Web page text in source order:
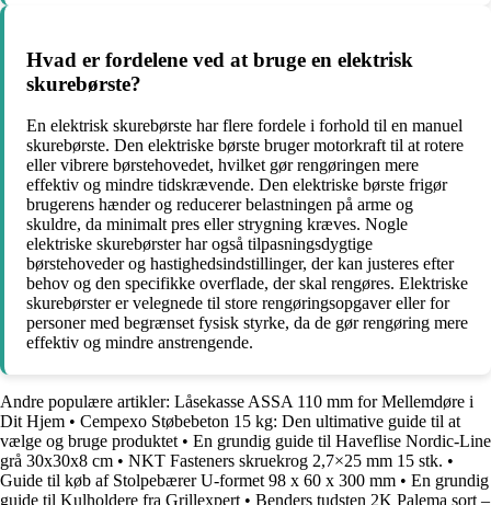
Hvad er fordelene ved at bruge en elektrisk
skurebørste?
En elektrisk skurebørste har flere fordele i forhold til en manuel
skurebørste. Den elektriske børste bruger motorkraft til at rotere
eller vibrere børstehovedet, hvilket gør rengøringen mere
effektiv og mindre tidskrævende. Den elektriske børste frigør
brugerens hænder og reducerer belastningen på arme og
skuldre, da minimalt pres eller strygning kræves. Nogle
elektriske skurebørster har også tilpasningsdygtige
børstehoveder og hastighedsindstillinger, der kan justeres efter
behov og den specifikke overflade, der skal rengøres. Elektriske
skurebørster er velegnede til store rengøringsopgaver eller for
personer med begrænset fysisk styrke, da de gør rengøring mere
effektiv og mindre anstrengende.
Andre populære artikler: Låsekasse ASSA 110 mm for Mellemdøre i
Dit Hjem • Cempexo Støbebeton 15 kg: Den ultimative guide til at
vælge og bruge produktet • En grundig guide til Haveflise Nordic-Line
grå 30x30x8 cm • NKT Fasteners skruekrog 2,7×25 mm 15 stk. •
Guide til køb af Stolpebærer U-formet 98 x 60 x 300 mm • En grundig
guide til Kulholdere fra Grillexpert • Benders tudsten 2K Palema sort –